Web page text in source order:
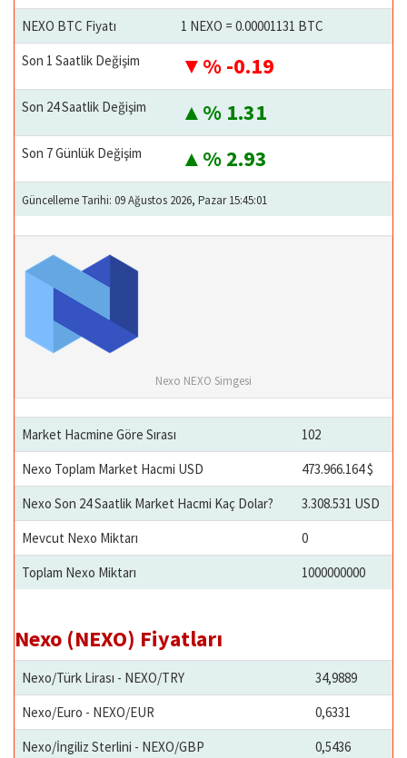
NEXO BTC Fiyatı
1 NEXO = 0.00001131 BTC
Son 1 Saatlik Değişim
% -0.19
Son 24 Saatlik Değişim % 1.31
Son 7 Günlük Değişim % 2.93
Güncelleme Tarihi: 09 Ağustos 2026, Pazar 15:45:01
Nexo NEXO Simgesi
Market Hacmine Göre Sırası
102
Nexo Toplam Market Hacmi USD
473.966.164 $
Nexo Son 24 Saatlik Market Hacmi Kaç Dolar?
3.308.531 USD
Mevcut Nexo Miktarı
0
Toplam Nexo Miktarı
1000000000
Nexo (NEXO) Fiyatları
Nexo/Türk Lirası - NEXO/TRY
34,9889
Nexo/Euro - NEXO/EUR
0,6331
Nexo/İngiliz Sterlini - NEXO/GBP
0,5436